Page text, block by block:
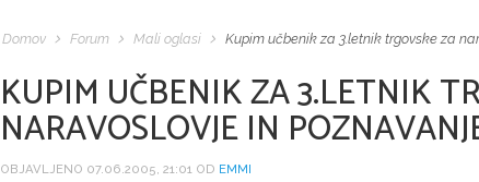
Domov Forum Mali oglasi Kupim učbenik za 3.letnik trgovske za
KUPIM UČBENIK ZA 3.LETNIK
NARAVOSLOVJE IN
OBJAVLJENO 07.06.2005, 21:01 OD EMMI